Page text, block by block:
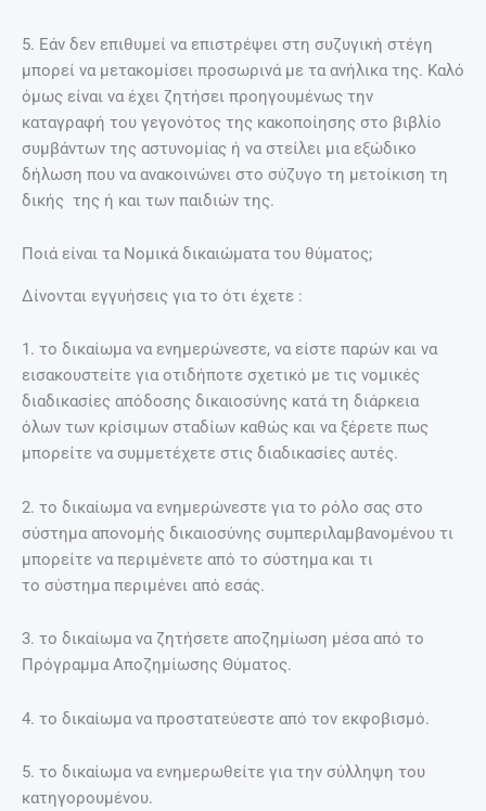
5. Εάν δεν επιθυµεί να επιστρέψει στη συζυγική στέγη
µπορεί να µετακοµίσει προσωρινά µε τα ανήλικα της. Καλό
όµως είναι να έχει ζητήσει προηγουµένως την
καταγραφή του γεγονότος της κακοποίησης στο βιβλίο
συµβάντων της αστυνοµίας ή να στείλει µια εξώδικο
δήλωση που να ανακοινώνει στο σύζυγο τη µετοίκιση τη
δικής της ή και των παιδιών της.
Ποιά είναι τα Νοµικά δικαιώµατα του θύµατος;
Δίνονται εγγυήσεις για το ότι έχετε :
1. το δικαίωµα να ενηµερώνεστε, να είστε παρών και να
εισακουστείτε για οτιδήποτε σχετικό µε τις νοµικές
διαδικασίες απόδοσης δικαιοσύνης κατά τη διάρκεια
όλων των κρίσιµων σταδίων καθώς και να ξέρετε πως
µπορείτε να συµµετέχετε στις διαδικασίες αυτές.
2. το δικαίωµα να ενηµερώνεστε για το ρόλο σας στο
σύστηµα απονοµής δικαιοσύνης συµπεριλαµβανοµένου τι
µπορείτε να περιµένετε από το σύστηµα και τι
το σύστηµα περιµένει από εσάς.
3. το δικαίωµα να ζητήσετε αποζηµίωση µέσα από το
Πρόγραµµα Αποζηµίωσης Θύµατος.
4. το δικαίωµα να προστατεύεστε από τον εκφοβισµό.
5. το δικαίωµα να ενηµερωθείτε για την σύλληψη του
κατηγορουµένου.